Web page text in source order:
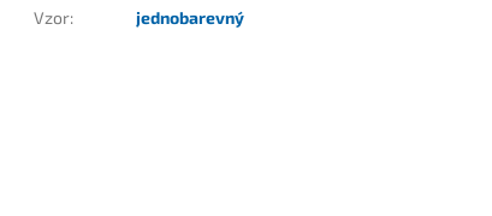
Vzor: jednobarevný